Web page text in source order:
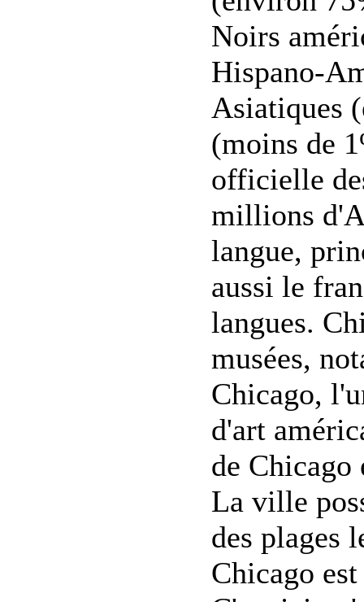
Noirs
Hispano-
Asiatiques
(moins de
officielle
millions
langue,
aussi le
langues.
musées,
Chicago,
d'art
de Chicago
La ville
des plages
Chicago